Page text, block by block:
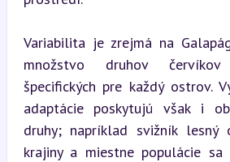
Variabilita je zrejmá na
množstvo druhov
špecifických pre každý ostrov.
adaptácie poskytujú však i
druhy; napríklad svižník lesný
krajiny a miestne populácie